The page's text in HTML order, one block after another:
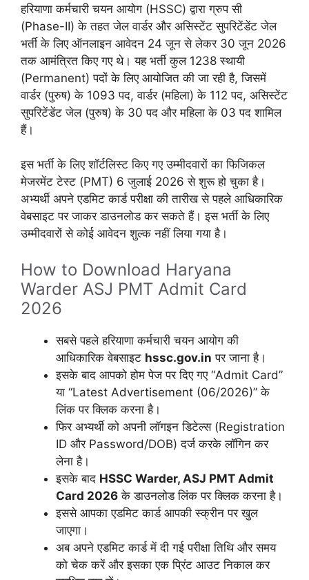
हरियाणा कर्मचारी चयन आयोग (HSSC) द्वारा ग्रुप सी
(Phase-II) के तहत जेल वार्डर और असिस्टेंट सुपरिटेंडेंट जेल
भर्ती के लिए ऑनलाइन आवेदन 24 जून से लेकर 30 जून 2026
तक आमंत्रित किए गए थे। यह भर्ती कुल 1238 स्थायी
(Permanent) पदों के लिए आयोजित की जा रही है, जिसमें
वार्डर (पुरुष) के 1093 पद, वार्डर (महिला) के 112 पद, असिस्टेंट
सुपरिटेंडेंट जेल (पुरुष) के 30 पद और महिला के 03 पद शामिल
हैं।
इस भर्ती के लिए शॉर्टलिस्ट किए गए उम्मीदवारों का फिजिकल
मेजरमेंट टेस्ट (PMT) 6 जुलाई 2026 से शुरू हो चुका है।
अभ्यर्थी अपने एडमिट कार्ड परीक्षा की तारीख से पहले आधिकारिक
वेबसाइट पर जाकर डाउनलोड कर सकते हैं। इस भर्ती के लिए
उम्मीदवारों से कोई आवेदन शुल्क नहीं लिया गया है।
How to Download Haryana
Warder ASJ PMT Admit Card
2026
सबसे पहले हरियाणा कर्मचारी चयन आयोग की
आधिकारिक वेबसाइट hssc.gov.in पर जाना है।
इसके बाद आपको होम पेज पर दिए गए “Admit Card”
या “Latest Advertisement (06/2026)” के
लिंक पर क्लिक करना है।
फिर अभ्यर्थी को अपनी लॉगइन डिटेल्स (Registration
ID और Password/DOB) दर्ज करके लॉगिन कर
लेना है।
इसके बाद HSSC Warder, ASJ PMT Admit
Card 2026 के डाउनलोड लिंक पर क्लिक करना है।
इससे आपका एडमिट कार्ड आपकी स्क्रीन पर खुल
जाएगा।
अब अपने एडमिट कार्ड में दी गई परीक्षा तिथि और समय
को चेक करें और इसका एक प्रिंट आउट निकाल कर